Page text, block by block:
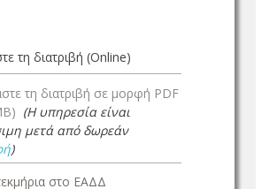
τη διατριβή (Online)
τη διατριβή σε μορφή PDF
(Η υπηρεσία είναι
μετά από δωρεάν
)
στο ΕΑΔΔ